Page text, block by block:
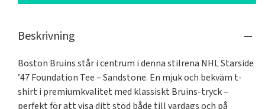
Beskrivning
Boston Bruins står i centrum i denna stilrena NHL Starside
’47 Foundation Tee – Sandstone. En mjuk och bekväm t-
shirt i premiumkvalitet med klassiskt Bruins-tryck –
perfekt för att visa ditt stöd både till vardags och på